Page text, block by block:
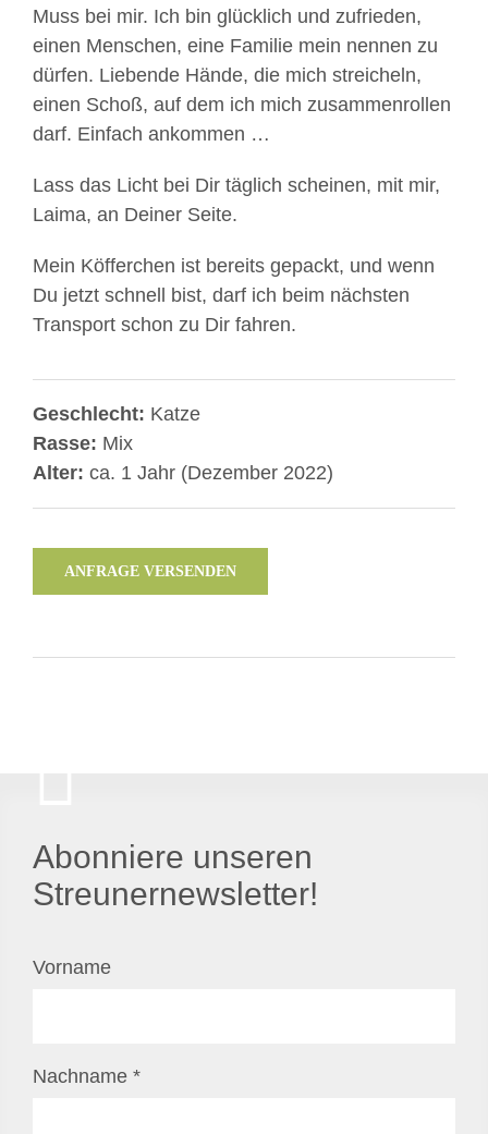
Muss bei mir. Ich bin glücklich und zufrieden,
einen Menschen, eine Familie mein nennen zu
dürfen. Liebende Hände, die mich streicheln,
einen Schoß, auf dem ich mich zusammenrollen
darf. Einfach ankommen …
Lass das Licht bei Dir täglich scheinen, mit mir,
Laima, an Deiner Seite.
Mein Köfferchen ist bereits gepackt, und wenn
Du jetzt schnell bist, darf ich beim nächsten
Transport schon zu Dir fahren.
Geschlecht: Katze
Rasse: Mix
Alter: ca. 1 Jahr (Dezember 2022)
ANFRAGE VERSENDEN
Abonniere unseren
Streunernewsletter!
Vorname
Nachname *